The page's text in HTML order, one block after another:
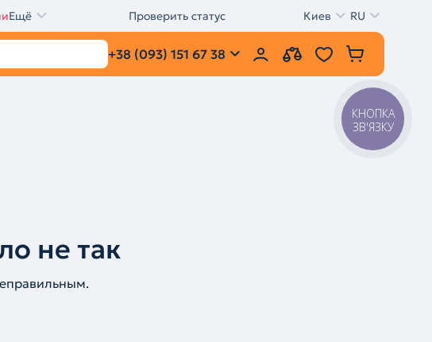
Ещё Проверить статус Киев RU
+38 (093) 151 67 38
не так
КНОПКА
ЗВ'ЯЗКУ